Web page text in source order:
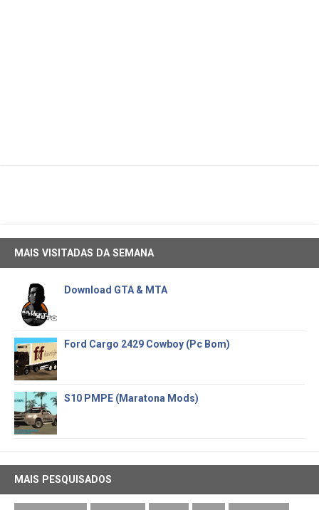
MAIS VISITADAS DA SEMANA
Download GTA & MTA
Ford Cargo 2429 Cowboy (Pc Bom)
S10 PMPE (Maratona Mods)
MAIS PESQUISADOS